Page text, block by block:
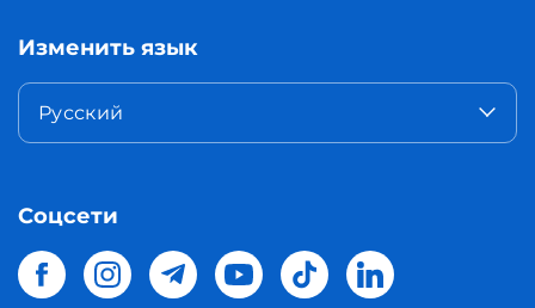
Изменить язык
Русский
Соцсети